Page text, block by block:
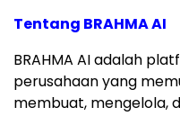
Tentang BRAHMA AI
BRAHMA AI adalah
perusahaan yang
membuat, mengelola,